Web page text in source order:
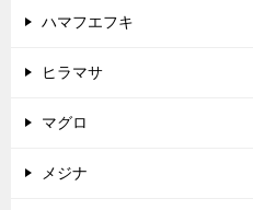
ハマフエフキ
ヒラマサ
マグロ
メジナ